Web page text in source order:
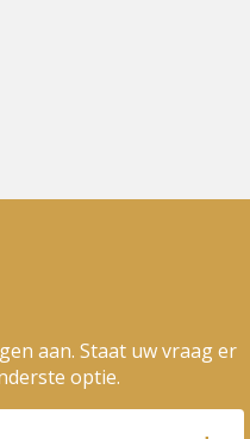
aan. Staat uw vraag er
optie.